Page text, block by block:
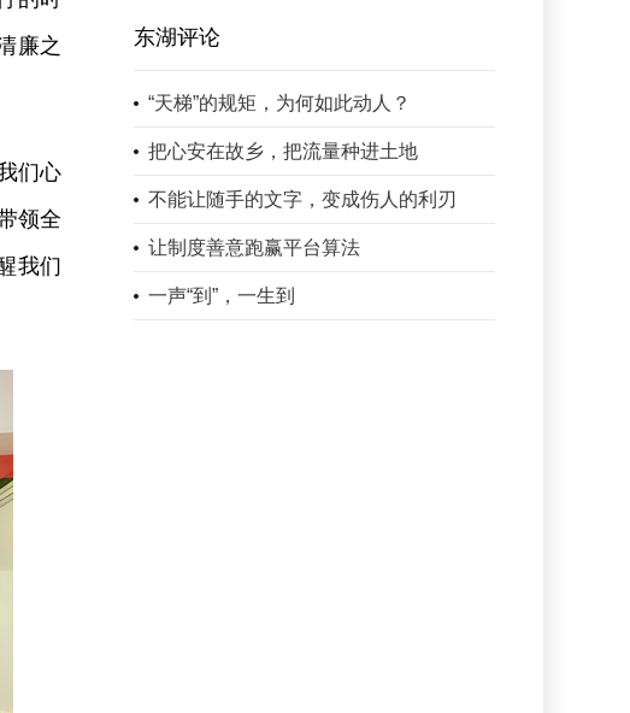
廉之
们心
领全
我们
东湖评论
“天梯”的规矩，为何如此动人？
把心安在故乡，把流量种进土地
不能让随手的文字，变成伤人的利刃
让制度善意跑赢平台算法
一声“到”，一生到